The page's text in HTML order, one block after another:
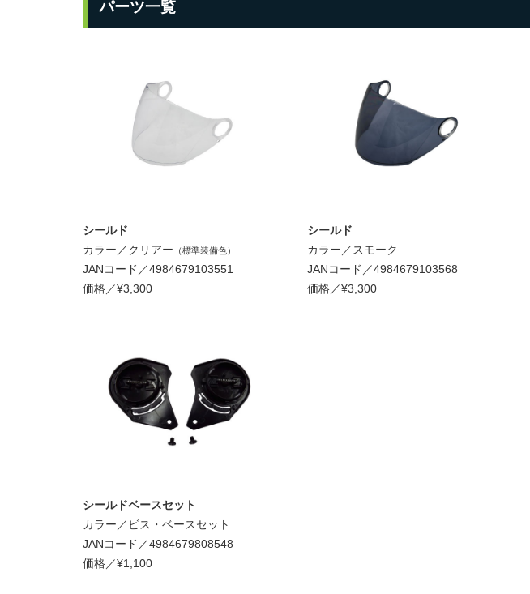
パーツ一覧
シールド
カラー／クリアー （標準装備色）
JANコード／4984679103551
価格／¥3,300
シールド
カラー／スモーク
JANコード／4984679103568
価格／¥3,300
シールドベースセット
カラー／ビス・ベースセット
JANコード／4984679808548
価格／¥1,100